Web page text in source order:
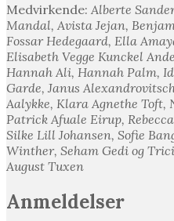
Medvirkende: Alberte
Mandal, Avista Jejan,
Fossar Hedegaard, Ella
Elisabeth Vegge Kunckel
Hannah Ali, Hannah Palm,
Garde, Janus
Aalykke, Klara Agnethe Toft,
Patrick Afuale Eirup,
Silke Lill Johansen, Sofie
Winther, Seham Gedi og
August Tuxen
Anmeldelser